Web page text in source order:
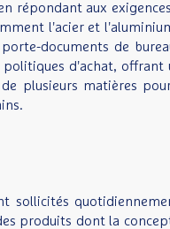
répondant aux
l'acier et
documents de
d'achat,
plusieurs matières
sollicités
produits dont la